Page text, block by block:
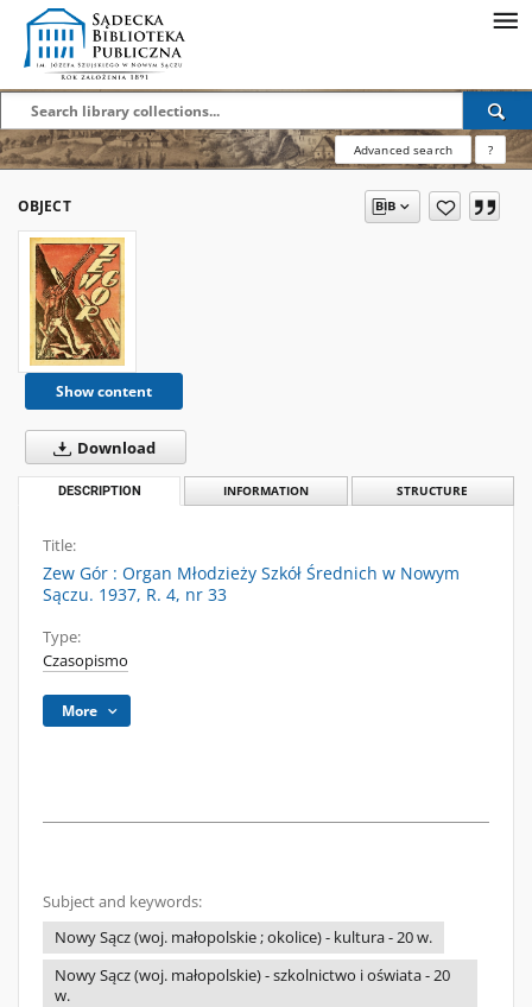
Advanced search ?
OBJECT
Show content
Download
DESCRIPTION INFORMATION STRUCTURE
Title:
Zew Gór : Organ Młodzieży Szkół Średnich w Nowym
Sączu. 1937, R. 4, nr 33
Type:
Czasopismo
More
Subject and keywords:
Nowy Sącz (woj. małopolskie ; okolice) - kultura - 20 w.
Nowy Sącz (woj. małopolskie) - szkolnictwo i oświata - 20
w.